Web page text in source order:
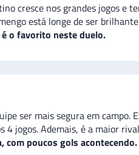
cresce nos grandes jogos
está longe de ser
o favorito neste duelo.
ser mais segura em campo.
jogos. Ademais, é a maior
com poucos gols acontecendo.